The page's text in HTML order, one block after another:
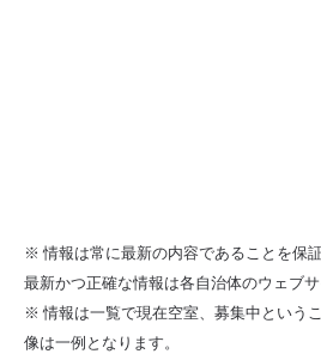
※ 情報は常に最新の内容であることを保
最新かつ正確な情報は各自治体のウェブ
※ 情報は一覧で現在空室、募集中という
像は一例となります。